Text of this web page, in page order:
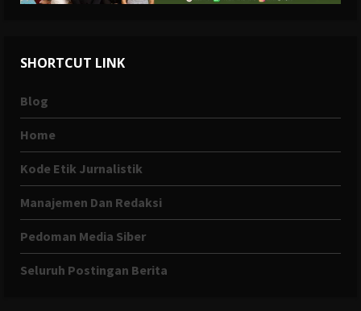
SHORTCUT LINK
Blog
Home
Kode Etik Jurnalistik
Manajemen Dan Redaksi
Pedoman Media Siber
Seluruh Postingan Berita